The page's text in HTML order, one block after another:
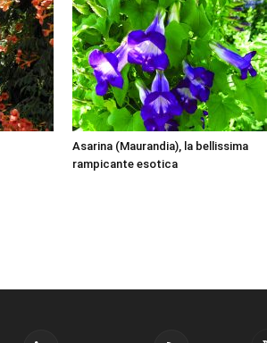
Asarina (Maurandia), la bellissima
rampicante esotica